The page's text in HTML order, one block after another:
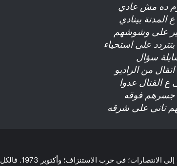
ده مش عادي
بينادي
على وشوشهم
على استحياء
سؤال
من الراديو
ع القنال عدوا
جسرهم فوقه
تانى على شرقه
ويرصد عبدالكريم الشعراوى نكسة 1967م والتى قادت إلى الانتصارات؛ فى حرب الاستنزاف؛ وأكتوبر 1973. فالكل